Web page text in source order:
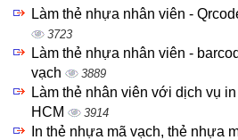
Làm thẻ nhựa nhân viên -
3723
Làm thẻ nhựa nhân viên -
vạch
3889
Làm thẻ nhân viên với dịch vụ
HCM
3914
In thẻ nhựa mã vạch, thẻ nhựa